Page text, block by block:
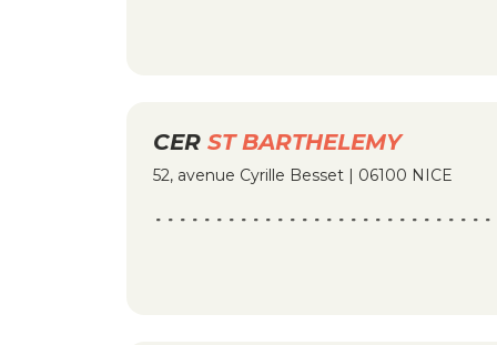
CER ST BARTHELEMY
52, avenue Cyrille Besset | 06100 NICE